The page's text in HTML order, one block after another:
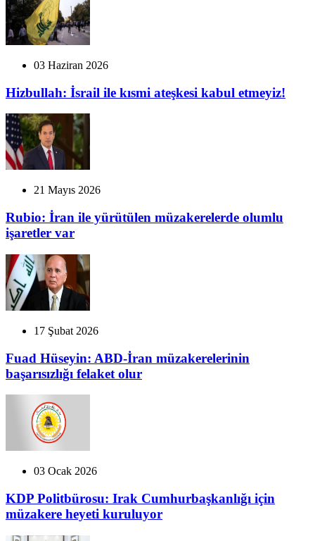
03 Haziran 2026
Hizbullah: İsrail ile kısmi ateşkesi kabul etmeyiz!
21 Mayıs 2026
Rubio: İran ile yürütülen müzakerelerde olumlu
işaretler var
17 Şubat 2026
Fuad Hüseyin: ABD-İran müzakerelerinin
başarısızlığı felaket olur
03 Ocak 2026
KDP Politbürosu: Irak Cumhurbaşkanlığı için
müzakere heyeti kuruluyor